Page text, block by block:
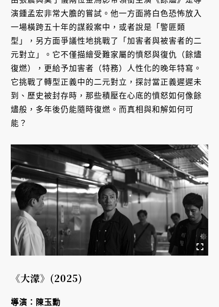
演鍾孟宏非常大膽的嘗試。他一方面將白色恐怖放入
一場橫跨五十年的謀殺案中，或者說是「警匪類
型」，另方面爭議性地挑戰了「加害者與被害者的二
元對立」。它不僅描繪受難家屬的憤怒與復仇（餘燼
復燃），更給予加害者（特務）人性化的晚年特寫。
它挑戰了轉型正義中的二元對立，探討當正義遲遲未
到、歷史被封存時，那些積壓在心底的憤怒如何像餘
燼般，多年後仍能隨時復燃。而真相與和解如何可
能？
《大濛》(2025)
導演：陳玉勳